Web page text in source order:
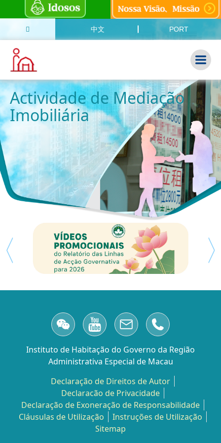
中文 PORT
Actividade de Mediação
Imobiliária
Instituto de Habitação do Governo da Região
Administrativa Especial de Macau
Declaração de Direitos de Autor
Declaracão de Privacidade
Declaração de Exoneração de Responsabilidade
Cláusulas de Utilização
Instruções de Utilização
Sitemap